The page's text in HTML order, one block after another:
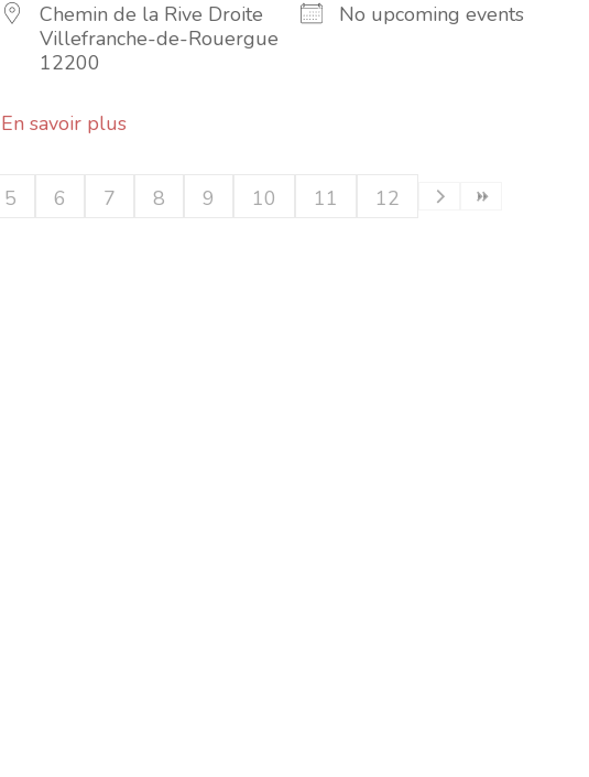
Chemin de la Rive Droite
Villefranche-de-Rouergue
12200
No upcoming events
En savoir plus
5 6 7 8 9 10 11 12